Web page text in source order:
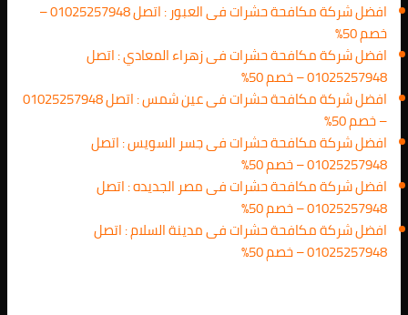
افضل شركة مكافحة حشرات فى العبور : اتصل 01025257948 –
خصم 50%
افضل شركة مكافحة حشرات فى زهراء المعادي : اتصل
01025257948 – خصم 50%
افضل شركة مكافحة حشرات فى عين شمس : اتصل 01025257948
– خصم 50%
افضل شركة مكافحة حشرات فى جسر السويس : اتصل
01025257948 – خصم 50%
افضل شركة مكافحة حشرات فى مصر الجديده : اتصل
01025257948 – خصم 50%
افضل شركة مكافحة حشرات فى مدينة السلام : اتصل
01025257948 – خصم 50%